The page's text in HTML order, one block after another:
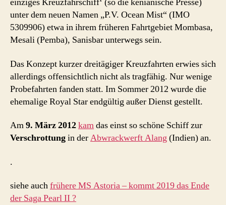
einziges Kreuzfahrschiff‘ (so die kenianische Presse)
unter dem neuen Namen „P.V. Ocean Mist“ (IMO
5309906) etwa in ihrem früheren Fahrtgebiet Mombasa,
Mesali (Pemba), Sanisbar unterwegs sein.
Das Konzept kurzer dreitägiger Kreuzfahrten erwies sich
allerdings offensichtlich nicht als tragfähig. Nur wenige
Probefahrten fanden statt. Im Sommer 2012 wurde die
ehemalige Royal Star endgültig außer Dienst gestellt.
Am9. März 2012kamdas einst so schöne Schiff zur
Verschrottungin derAbwrackwerft Alang(Indien) an.
.
siehe auchfrühere MS Astoria – kommt 2019 das Ende
der Saga Pearl II ?